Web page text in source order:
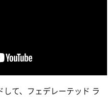
して、フェデレーテッド ラ